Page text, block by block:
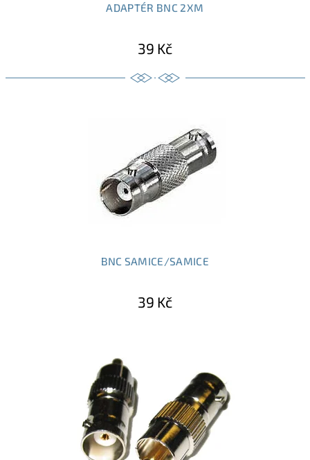
ADAPTÉR BNC 2XM
39 Kč
BNC SAMICE/SAMICE
39 Kč